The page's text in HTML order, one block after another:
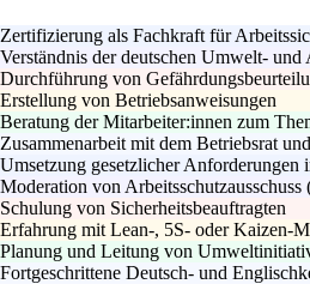
Zertifizierung als Fachkraft für
Verständnis der deutschen Umwelt- und
Durchführung von
Erstellung von Betriebsanweisungen
Beratung der Mitarbeiter:innen zum
Zusammenarbeit mit dem Betriebsrat
Umsetzung gesetzlicher Anforderungen
Moderation von
Schulung von Sicherheitsbeauftragten
Erfahrung mit Lean-, 5S- oder Kaizen-
Planung und Leitung von
Fortgeschrittene Deutsch- und